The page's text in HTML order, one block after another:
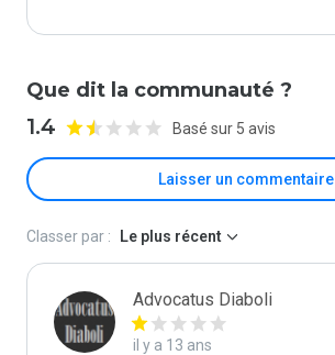
Que dit la communauté ?
1.4 Basé sur 5 avis
Laisser un commentaire
Classer par : Le plus récent
Advocatus Diaboli
il y a 13 ans